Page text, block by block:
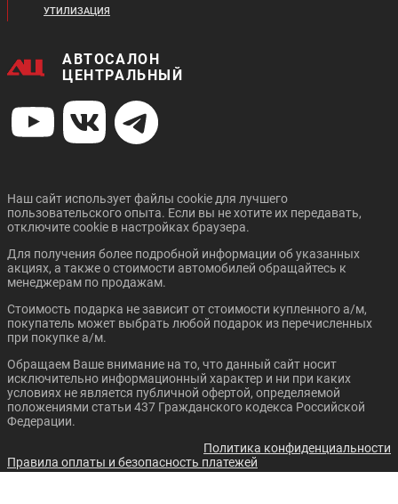
Цена от:
1 483 820 ₽
ZOTYE T600
Цена от:
677 820 ₽
В кредит от:
9 248 ₽/мес.
UAZ PATRIOT
Цена от:
1 151 820 ₽
В кредит от:
15 715 ₽/мес.
RENAULT KAPTUR NISSAN MURANO
УТИЛИЗАЦИЯ
АВТОСАЛОН
ЦЕНТРАЛЬНЫЙ
Наш сайт использует файлы cookie для лучшего
пользовательского опыта. Если вы не хотите их передавать,
отключите cookie в настройках браузера.
Для получения более подробной информации об указанных
акциях, а также о стоимости автомобилей обращайтесь к
менеджерам по продажам.
Стоимость подарка не зависит от стоимости купленного а/м,
покупатель может выбрать любой подарок из перечисленных
при покупке а/м.
Обращаем Ваше внимание на то, что данный сайт носит
исключительно информационный характер и ни при каких
условиях не является публичной офертой, определяемой
положениями статьи 437 Гражданского кодекса Российской
Федерации.
Политика конфиденциальности
Правила оплаты и безопасность платежей
Написать письмо директору